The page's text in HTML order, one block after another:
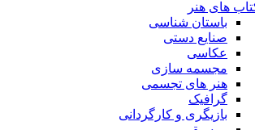
های هنر
باستان شناسی
صنایع دستی
عکاسی
مجسمه سازی
هنر های تجسمی
گرافیک
بازیگری و کارگردانی